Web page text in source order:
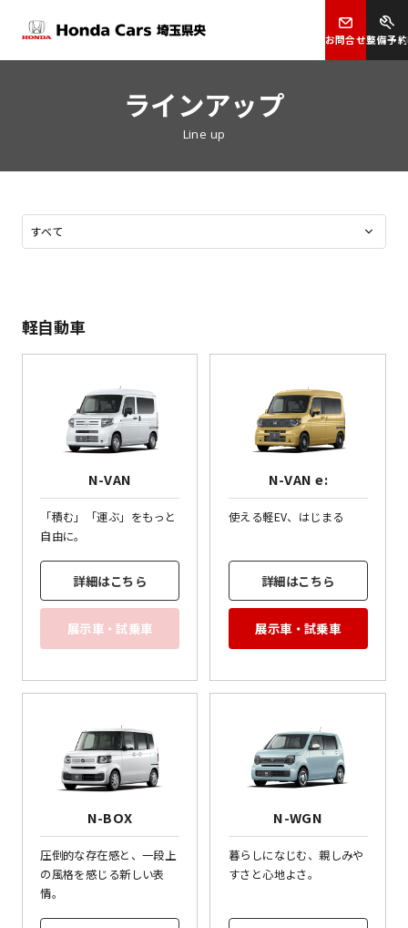
お問合せ整備予約
ラインアップ
Line up
軽自動車
N-VAN
「積む」「運ぶ」をもっと
自由に。
詳細はこちら
展示車・試乗車
N-VAN e:
使える軽EV、はじまる
詳細はこちら
展示車・試乗車
N-BOX
圧倒的な存在感と、一段上
の風格を感じる新しい表
情。
N-WGN
暮らしになじむ、親しみや
すさと心地よさ。